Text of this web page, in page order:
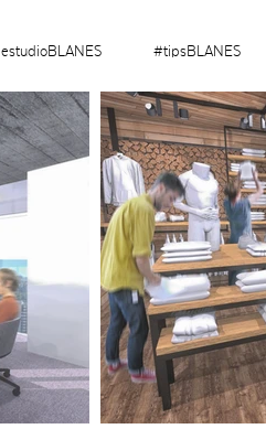
estudioBLANES #tipsBLANES